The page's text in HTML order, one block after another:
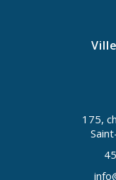
175,